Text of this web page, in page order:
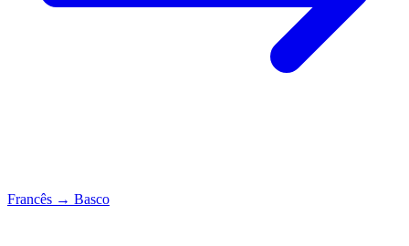
Francês → Basco